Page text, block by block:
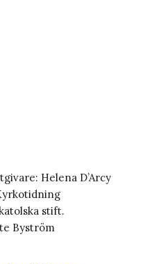
Helena D’Arcy
stift.
Byström